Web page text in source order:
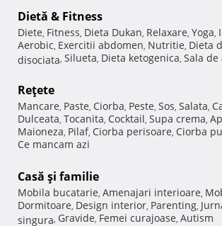
Dietă & Fitness
Diete, Fitness, Dieta Dukan, Relaxare, Yoga,
Aerobic, Exercitii abdomen, Nutritie, Dieta
disociata, Silueta, Dieta ketogenica, Sala de
Reţete
Mancare, Paste, Ciorba, Peste, Sos, Salata,
Dulceata, Tocanita, Cocktail, Supa crema,
Maioneza, Pilaf, Ciorba perisoare, Ciorba
Ce mancam azi
Casă şi familie
Mobila bucatarie, Amenajari interioare,
Dormitoare, Design interior, Parenting,
singura, Gravide, Femei curajoase, Autism